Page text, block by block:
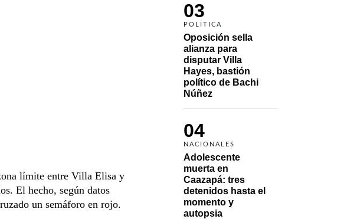
03
POLÍTICA
Oposición sella
alianza para
disputar Villa
Hayes, bastión
político de Bachi
Núñez
04
NACIONALES
Adolescente
muerta en
Caazapá: tres
detenidos hasta el
momento y
autopsia
límite entre Villa Elisa y
El hecho, según datos
un semáforo en rojo.